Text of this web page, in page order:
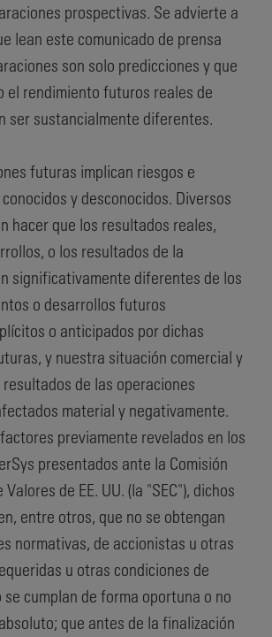
prospectivas. Se advierte a
lean este comunicado de prensa
son solo predicciones y que
el rendimiento futuros reales de
ser sustancialmente diferentes.
futuras implican riesgos e
y desconocidos. Diversos
hacer que los resultados reales,
o los resultados de la
significativamente diferentes de los
o desarrollos futuros
o anticipados por dichas
y nuestra situación comercial y
de las operaciones
material y negativamente.
previamente revelados en los
presentados ante la Comisión
de EE. UU. (la "SEC"), dichos
entre otros, que no se obtengan
normativas, de accionistas u otras
u otras condiciones de
se cumplan de forma oportuna o no
que antes de la finalización